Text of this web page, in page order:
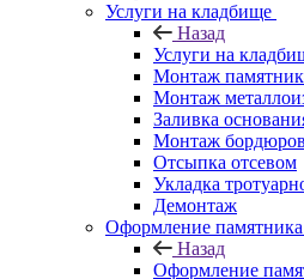
Услуги на кладбище
Назад
Услуги на
Монтаж
Монтаж
Заливка
Монтаж бордюров
Отсыпка отсевом
Укладка
Демонтаж
Оформление памятника
Назад
Оформление